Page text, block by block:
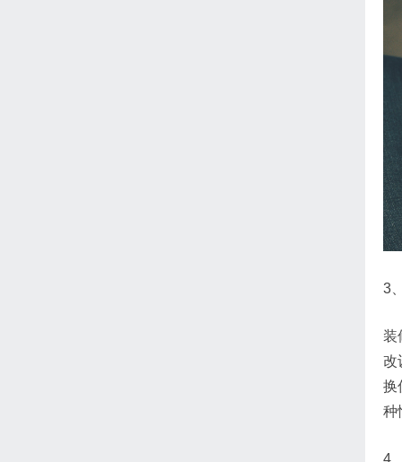
3
装
改
换
种
4